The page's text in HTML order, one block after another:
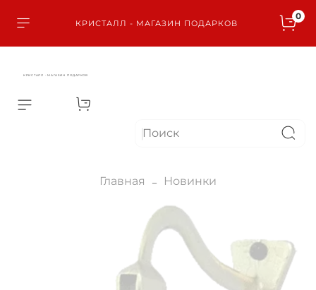
КРИСТАЛЛ - МАГАЗИН ПОДАРКОВ
0
КРИСТАЛЛ - МАГАЗИН ПОДАРКОВ
Главная Новинки